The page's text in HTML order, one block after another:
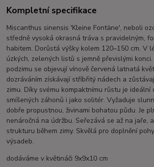
Kompletní specifikace
Miscanthus sinensis 'Kleine Fontäne', neboli
středně vysoká okrasná tráva s pravidelným,
habitem. Dorůstá výšky kolem 120–150 cm. V
úzkých, zelených listů s jemně převislými
podzimu se objevují vínově červená latnatá
dozráváním získávají stříbřitý nádech a
zimu. Díky svému kompaktnímu růstu je ideální
smíšených záhonů i jako solitér. Vyžaduje
dobře propustnou, živinami bohatou půdu. Je
nenáročná na údržbu. Seřezává se až na jaře,
strukturu během zimy. Skvělá pro doplnění
výsadeb.
dodáváme v květináči 9x9x10 cm